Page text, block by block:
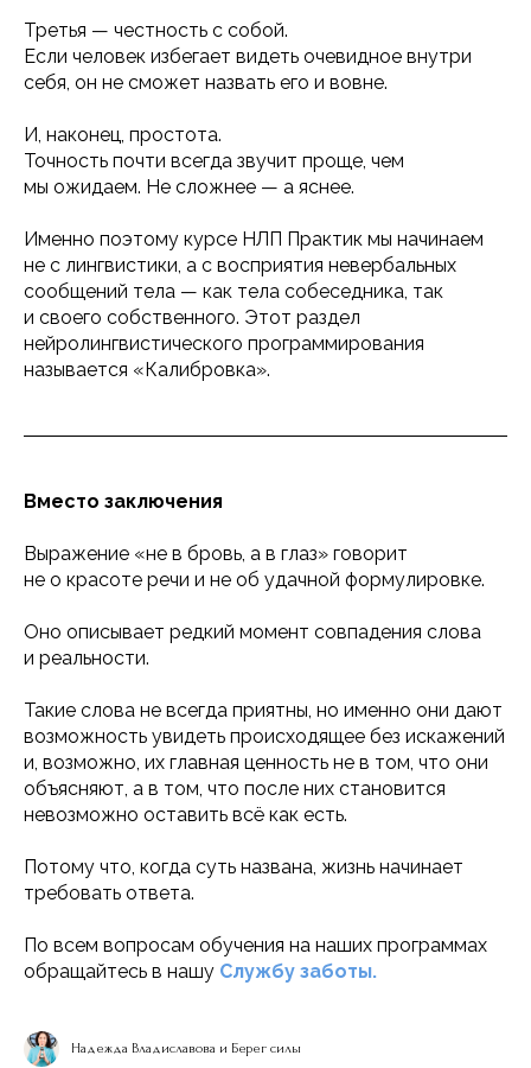
Третья — честность с собой.
Если человек избегает видеть очевидное внутри
себя, он не сможет назвать его и вовне.
И, наконец, простота.
Точность почти всегда звучит проще, чем
мы ожидаем. Не сложнее — а яснее.
Именно поэтому курсе НЛП Практик мы начинаем
не с лингвистики, а с восприятия невербальных
сообщений тела — как тела собеседника, так
и своего собственного. Этот раздел
нейролингвистического программирования
называется «Калибровка».
Вместо заключения
Выражение «не в бровь, а в глаз» говорит
не о красоте речи и не об удачной формулировке.
Оно описывает редкий момент совпадения слова
и реальности.
Такие слова не всегда приятны, но именно они дают
возможность увидеть происходящее без искажений
и, возможно, их главная ценность не в том, что они
объясняют, а в том, что после них становится
невозможно оставить всё как есть.
Потому что, когда суть названа, жизнь начинает
требовать ответа.
По всем вопросам обучения на наших программах
обращайтесь в нашу Службу заботы.
Надежда Владиславова и Берег силы